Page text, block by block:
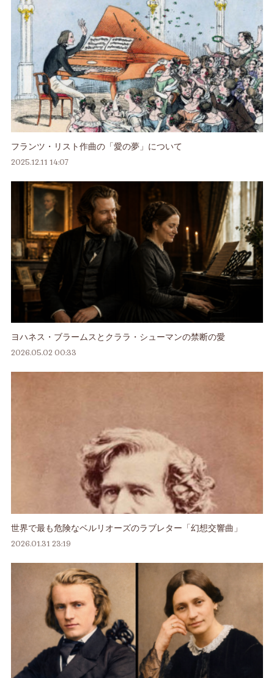
フランツ・リスト作曲の「愛の夢」について
2025.12.11 14:07
ヨハネス・ブラームスとクララ・シューマンの禁断の愛
2026.05.02 00:33
世界で最も危険なベルリオーズのラブレター「幻想交響曲」
2026.01.31 23:19